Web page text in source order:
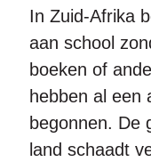
In Zuid-Afrika
aan school
boeken of
hebben al een
begonnen. De
land schaadt